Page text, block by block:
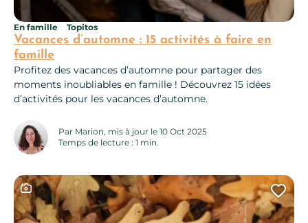
Vacances d’automne : 15 activités à faire en
famille
En famille Topitos
Profitez des vacances d’automne pour partager des
moments inoubliables en famille ! Découvrez 15 idées
d’activités pour les vacances d’automne.
Par Marion, mis à jour le 10 Oct 2025
Temps de lecture : 1 min.
Ce contenu contient une galerie photo